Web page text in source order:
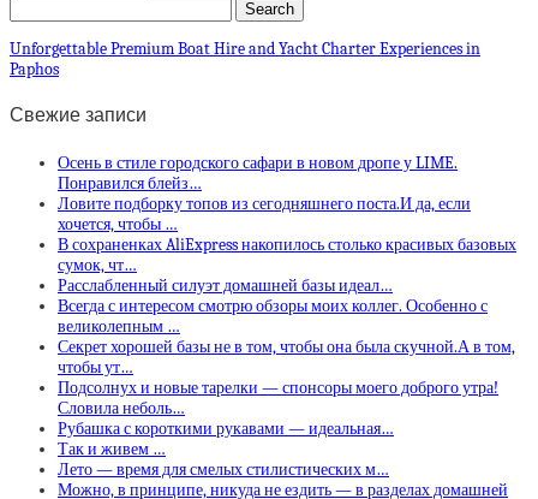
Unforgettable Premium Boat Hire and Yacht Charter Experiences in
Paphos
Свежие записи
Осень в стиле городского сафари в новом дропе у LIME.
Понравился блейз…
Ловите подборку топов из сегодняшнего поста.И да, если
хочется, чтобы …
В сохраненках AliExpress накопилось столько красивых базовых
сумок, чт…
Расслабленный силуэт домашней базы идеал…
Всегда с интересом смотрю обзоры моих коллег. Особенно с
великолепным …
Секрет хорошей базы не в том, чтобы она была скучной.А в том,
чтобы ут…
Подсолнух и новые тарелки — спонсоры моего доброго утра!
Словила неболь…
Рубашка с короткими рукавами — идеальная…
Так и живем …
Лето — время для смелых стилистических м…
Можно, в принципе, никуда не ездить — в разделах домашней